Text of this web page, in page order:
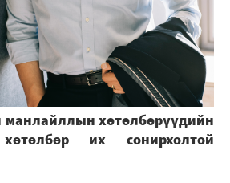
манлайллын хөтөлбөрүүдийн
их сонирхолтой